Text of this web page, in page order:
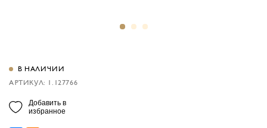
В НАЛИЧИИ
АРТИКУЛ: 1.127766
Добавить в
избранное